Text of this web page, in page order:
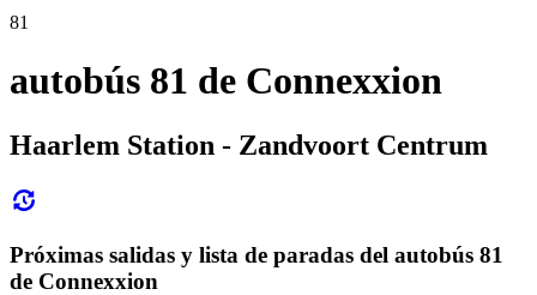
81
autobús 81 de Connexxion
Haarlem Station - Zandvoort Centrum
Próximas salidas y lista de paradas del autobús 81
de Connexxion